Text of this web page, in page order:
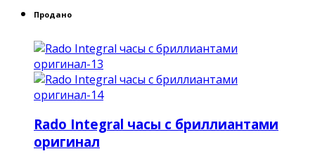
Продано
Rado Integral часы с бриллиантами
оригинал